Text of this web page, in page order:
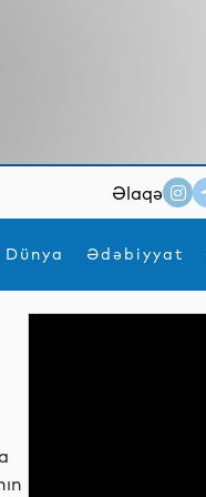
Əlaqə
Dünya Ədəbiyyat